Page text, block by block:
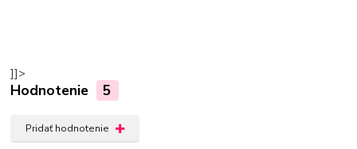
]]>
Hodnotenie 5
Pridať hodnotenie